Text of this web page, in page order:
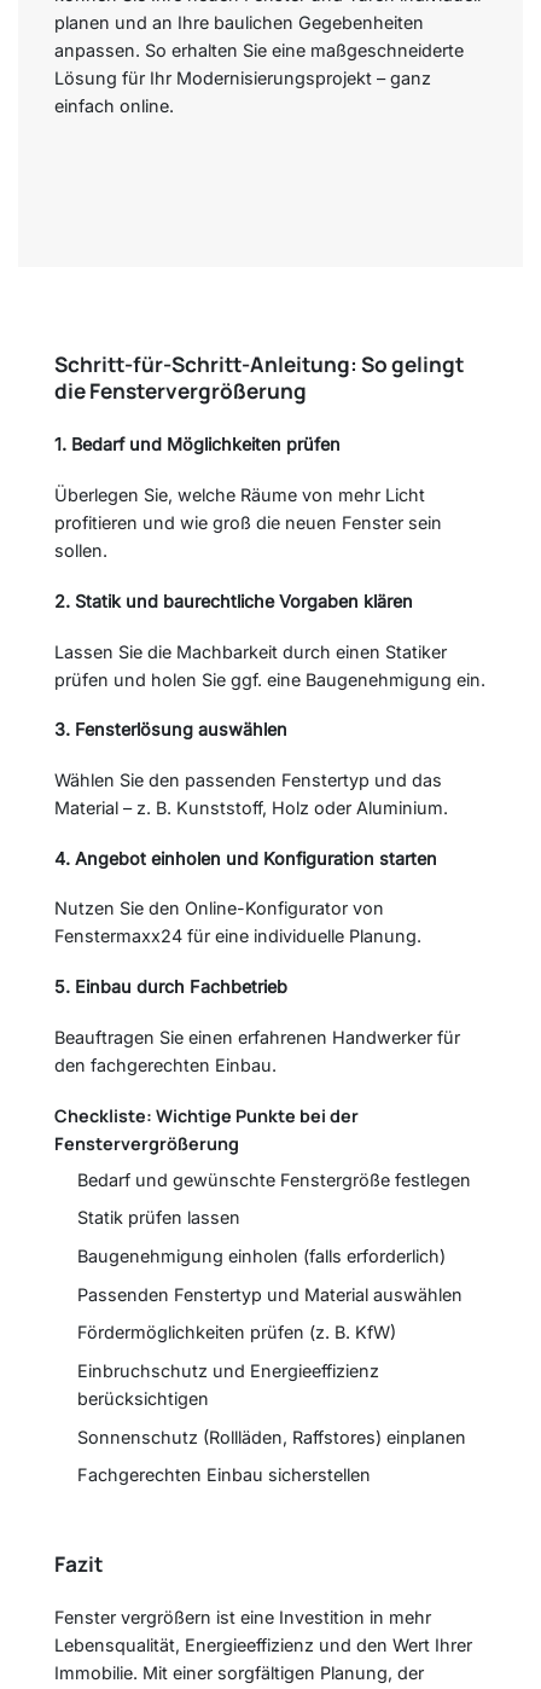
planen und an Ihre baulichen Gegebenheiten
anpassen. So erhalten Sie eine maßgeschneiderte
Lösung für Ihr Modernisierungsprojekt – ganz
einfach online.
Schritt-für-Schritt-Anleitung: So gelingt
die Fenstervergrößerung
1. Bedarf und Möglichkeiten prüfen
Überlegen Sie, welche Räume von mehr Licht
profitieren und wie groß die neuen Fenster sein
sollen.
2. Statik und baurechtliche Vorgaben klären
Lassen Sie die Machbarkeit durch einen Statiker
prüfen und holen Sie ggf. eine Baugenehmigung ein.
3. Fensterlösung auswählen
Wählen Sie den passenden Fenstertyp und das
Material – z. B. Kunststoff, Holz oder Aluminium.
4. Angebot einholen und Konfiguration starten
Nutzen Sie den Online-Konfigurator von
Fenstermaxx24 für eine individuelle Planung.
5. Einbau durch Fachbetrieb
Beauftragen Sie einen erfahrenen Handwerker für
den fachgerechten Einbau.
Checkliste: Wichtige Punkte bei der
Fenstervergrößerung
Bedarf und gewünschte Fenstergröße festlegen
Statik prüfen lassen
Baugenehmigung einholen (falls erforderlich)
Passenden Fenstertyp und Material auswählen
Fördermöglichkeiten prüfen (z. B. KfW)
Einbruchschutz und Energieeffizienz
berücksichtigen
Sonnenschutz (Rollläden, Raffstores) einplanen
Fachgerechten Einbau sicherstellen
Fazit
Fenster vergrößern ist eine Investition in mehr
Lebensqualität, Energieeffizienz und den Wert Ihrer
Immobilie. Mit einer sorgfältigen Planung, der